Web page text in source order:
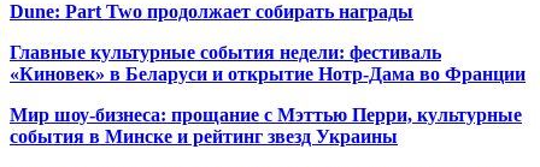
Dune: Part Two продолжает собирать награды
Главные культурные события недели: фестиваль
«Киновек» в Беларуси и открытие Нотр-Дама во Франции
Мир шоу-бизнеса: прощание с Мэттью Перри, культурные
события в Минске и рейтинг звезд Украины